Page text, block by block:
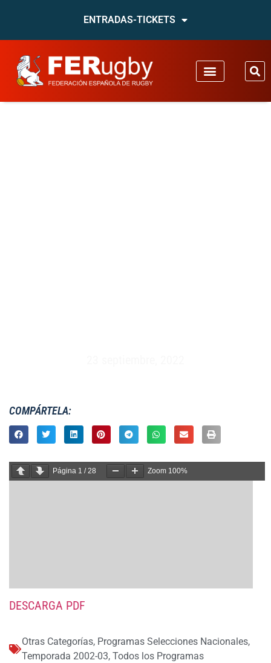
ENTRADAS-TICKETS
COMPÁRTELA:
Página 1 /28 Zoom 100%
DESCARGA PDF
Otras Categorías, Programas Selecciones Nacionales,
Temporada 2002-03, Todos los Programas